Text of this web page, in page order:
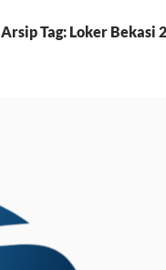
Arsip Tag: Loker Bekasi